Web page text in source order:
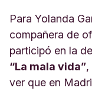
Para Yolanda
compañera de
participó en la
“La mala vida”,
ver que en